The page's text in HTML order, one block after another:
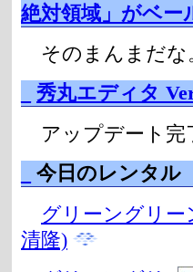
絶対領域」がベー
そのまんまだな
秀丸エディタ
アップデート完
今日のレンタル
グリーングリー
清隆)